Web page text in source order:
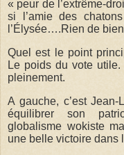
« peur de l’extrême-
si l’amie des
l’Élysée….Rien de
Quel est le point
Le poids du vote
pleinement.
A gauche, c’est
équilibrer son
globalisme wokiste
une belle victoire dans